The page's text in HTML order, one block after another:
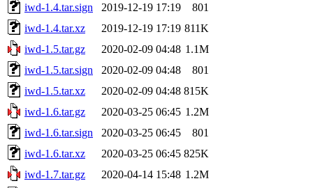
iwd-1.4.tar.sign
2019-12-19 17:19
801
iwd-1.4.tar.xz
2019-12-19 17:19 811K
iwd-1.5.tar.gz
2020-02-09 04:48 1.1M
iwd-1.5.tar.sign
2020-02-09 04:48
801
iwd-1.5.tar.xz
2020-02-09 04:48 815K
iwd-1.6.tar.gz
2020-03-25 06:45 1.2M
iwd-1.6.tar.sign
2020-03-25 06:45
801
iwd-1.6.tar.xz
2020-03-25 06:45 825K
iwd-1.7.tar.gz
2020-04-14 15:48 1.2M